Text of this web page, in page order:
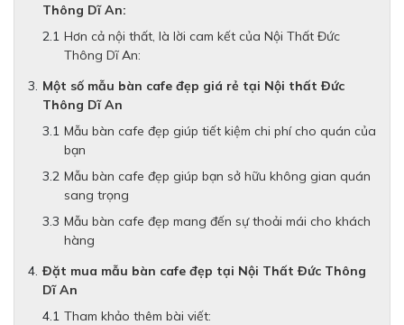
Thông Dĩ An:
Hơn cả nội thất, là lời cam kết của Nội Thất Đức
Thông Dĩ An:
Một số mẫu bàn cafe đẹp giá rẻ tại Nội thất Đức
Thông Dĩ An
Mẫu bàn cafe đẹp giúp tiết kiệm chi phí cho quán của
bạn
Mẫu bàn cafe đẹp giúp bạn sở hữu không gian quán
sang trọng
Mẫu bàn cafe đẹp mang đến sự thoải mái cho khách
hàng
Đặt mua mẫu bàn cafe đẹp tại Nội Thất Đức Thông
Dĩ An
Tham khảo thêm bài viết: